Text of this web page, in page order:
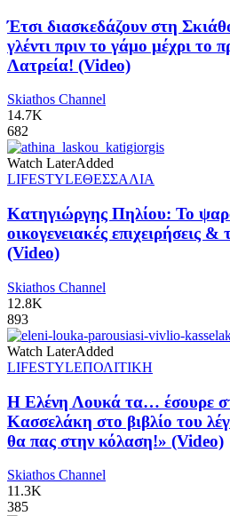
Έτσι διασκεδάζουν στη
γλέντι πριν το γάμο μέχρι το
Λατρεία! (Video)
Skiathos Channel
14.7K
682
Watch LaterAdded
LIFESTYLEΘΕΣΣΑΛΙΑ
Κατηγιώργης Πηλίου: Το
οικογενειακές επιχειρήσεις &
(Video)
Skiathos Channel
12.8K
893
Watch LaterAdded
LIFESTYLEΠΟΛΙΤΙΚΗ
Η Ελένη Λουκά τα… έσουρε
Κασσελάκη στο βιβλίο του
θα πας στην κόλαση!» (Video)
Skiathos Channel
11.3K
385